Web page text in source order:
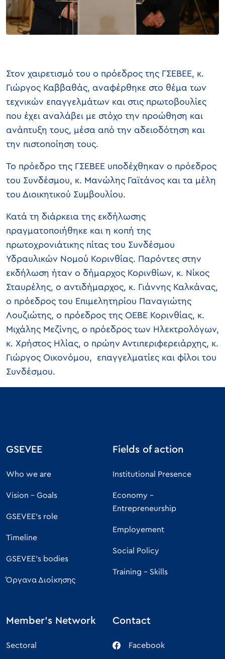
Στον χαιρετισμό του ο πρόεδρος της ΓΣΕΒΕΕ, κ.
Γιώργος Καββαθάς, αναφέρθηκε στο θέμα των
τεχνικών επαγγελμάτων και στις πρωτοβουλίες
που έχει αναλάβει με στόχο την προώθηση και
ανάπτυξη τους, μέσα από την αδειοδότηση και
την πιστοποίηση τους.
Το πρόεδρο της ΓΣΕΒΕΕ υποδέχθηκαν ο πρόεδρος
του Συνδέσμου, κ. Μανώλης Γαϊτάνος και τα μέλη
του Διοικητικού Συμβουλίου.
Κατά τη διάρκεια της εκδήλωσης
πραγματοποιήθηκε και η κοπή της
πρωτοχρονιάτικης πίτας του Συνδέσμου
Υδραυλικών Νομού Κορινθίας. Παρόντες στην
εκδήλωση ήταν ο δήμαρχος Κορινθίων, κ. Νίκος
Σταυρέλης, ο αντιδήμαρχος, κ. Γιάννης Καλκάνας,
ο πρόεδρος του Επιμελητηρίου Παναγιώτης
Λουζιώτης, ο πρόεδρος της ΟΕΒΕ Κορινθίας, κ.
Μιχάλης Μεζίνης, ο πρόεδρος των Ηλεκτρολόγων,
κ. Χρήστος Ηλίας, ο πρώην Αντιπεριφερειάρχης, κ.
Γιώργος Οικονόμου, επαγγελματίες και φίλοι του
Συνδέσμου.
GSEVEE
Who we are
Vision - Goals
GSEVEE's role
Timeline
GSEVEE's bodies
Όργανα Διοίκησης
Fields of action
Institutional Presence
Economy -
Entrepreneurship
Employement
Social Policy
Training - Skills
Member's Network
Sectoral
Contact
Facebook